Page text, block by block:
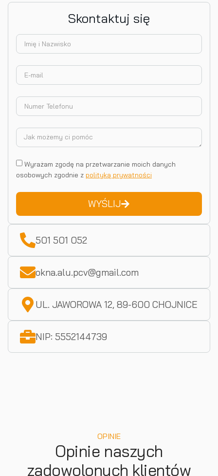
Skontaktuj się
Wyrażam zgodę na przetwarzanie moich danych
osobowych zgodnie z polityką prywatności
WYŚLIJ
501 501 052
okna.alu.pcv@gmail.com
UL. JAWOROWA 12, 89-600 CHOJNICE
NIP: 5552144739
OPINIE
Opinie naszych
zadowolonych klientów